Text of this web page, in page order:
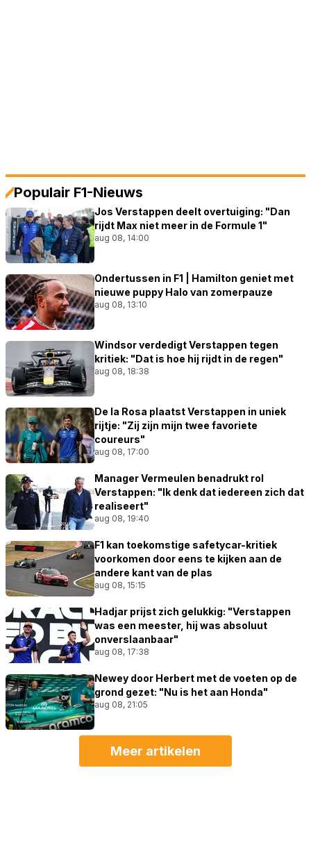
Populair F1-Nieuws
Jos Verstappen deelt overtuiging: "Dan
rijdt Max niet meer in de Formule 1"
aug 08, 14:00
Ondertussen in F1 | Hamilton geniet met
nieuwe puppy Halo van zomerpauze
aug 08, 13:10
Windsor verdedigt Verstappen tegen
kritiek: "Dat is hoe hij rijdt in de regen"
aug 08, 18:38
De la Rosa plaatst Verstappen in uniek
rijtje: "Zij zijn mijn twee favoriete
coureurs"
aug 08, 17:00
Manager Vermeulen benadrukt rol
Verstappen: "Ik denk dat iedereen zich dat
realiseert"
aug 08, 19:40
F1 kan toekomstige safetycar-kritiek
voorkomen door eens te kijken aan de
andere kant van de plas
aug 08, 15:15
Hadjar prijst zich gelukkig: "Verstappen
was een meester, hij was absoluut
onverslaanbaar"
aug 08, 17:38
Newey door Herbert met de voeten op de
grond gezet: "Nu is het aan Honda"
aug 08, 21:05
Meer artikelen